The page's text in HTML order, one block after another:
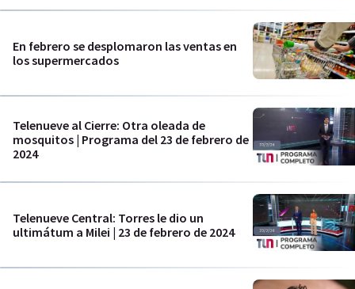
En febrero se desplomaron las ventas en
los supermercados
Telenueve al Cierre: Otra oleada de
mosquitos | Programa del 23 de febrero de
2024
Telenueve Central: Torres le dio un
ultimátum a Milei | 23 de febrero de 2024